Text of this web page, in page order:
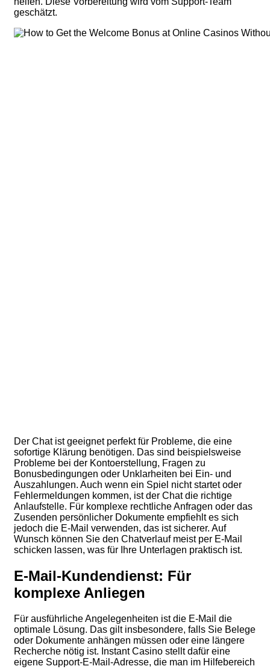
geschätzt.
Der Chat ist geeignet perfekt für Probleme, die eine
sofortige Klärung benötigen. Das sind beispielsweise
Probleme bei der Kontoerstellung, Fragen zu
Bonusbedingungen oder Unklarheiten bei Ein- und
Auszahlungen. Auch wenn ein Spiel nicht startet oder
Fehlermeldungen kommen, ist der Chat die richtige
Anlaufstelle. Für komplexe rechtliche Anfragen oder das
Zusenden persönlicher Dokumente empfiehlt es sich
jedoch die E-Mail verwenden, das ist sicherer. Auf
Wunsch können Sie den Chatverlauf meist per E-Mail
schicken lassen, was für Ihre Unterlagen praktisch ist.
E-Mail-Kundendienst: Für
komplexe Anliegen
Für ausführliche Angelegenheiten ist die E-Mail die
optimale Lösung. Das gilt insbesondere, falls Sie Belege
oder Dokumente anhängen müssen oder eine längere
Recherche nötig ist. Instant Casino stellt dafür eine
eigene Support-E-Mail-Adresse, die man im Hilfebereich